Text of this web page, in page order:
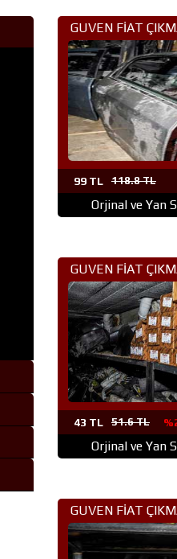
GUVEN FİAT
PARÇA
99 TL 118.8 TL
Orjinal ve Yan
GUVEN FİAT
PARÇA
43 TL 51.6 TL
Orjinal ve Yan
GUVEN FİAT
PARÇA